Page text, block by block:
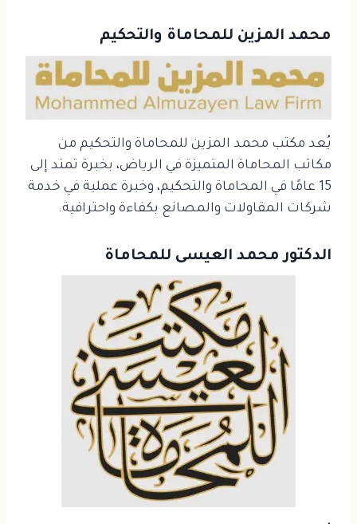
محمد المزين للمحاماة والتحكيم
يُعد مكتب محمد المزين للمحاماة والتحكيم من
مكاتب المحاماة المتميزة في الرياض، بخبرة تمتد إلى
15 عامًا في المحاماة والتحكيم، وخبرة عملية في خدمة
شركات المقاولات والمصانع بكفاءة واحترافية.
الدكتور محمد العيسى للمحاماة